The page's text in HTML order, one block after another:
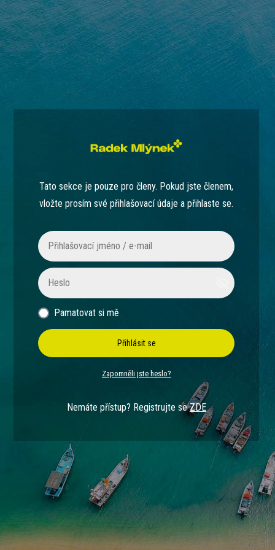
Tato sekce je pouze pro členy. Pokud jste členem,
vložte prosím své přihlašovací údaje a přihlaste se.
Pamatovat si mě
Přihlásit se
Zapomněli jste heslo?
Nemáte přístup? Registrujte seZDE